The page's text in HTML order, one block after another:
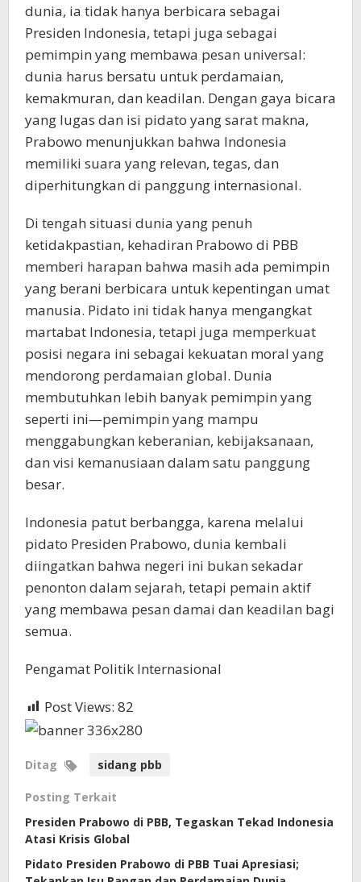
dunia, ia tidak hanya berbicara sebagai
Presiden Indonesia, tetapi juga sebagai
pemimpin yang membawa pesan universal:
dunia harus bersatu untuk perdamaian,
kemakmuran, dan keadilan. Dengan gaya bicara
yang lugas dan isi pidato yang sarat makna,
Prabowo menunjukkan bahwa Indonesia
memiliki suara yang relevan, tegas, dan
diperhitungkan di panggung internasional.
Di tengah situasi dunia yang penuh
ketidakpastian, kehadiran Prabowo di PBB
memberi harapan bahwa masih ada pemimpin
yang berani berbicara untuk kepentingan umat
manusia. Pidato ini tidak hanya mengangkat
martabat Indonesia, tetapi juga memperkuat
posisi negara ini sebagai kekuatan moral yang
mendorong perdamaian global. Dunia
membutuhkan lebih banyak pemimpin yang
seperti ini—pemimpin yang mampu
menggabungkan keberanian, kebijaksanaan,
dan visi kemanusiaan dalam satu panggung
besar.
Indonesia patut berbangga, karena melalui
pidato Presiden Prabowo, dunia kembali
diingatkan bahwa negeri ini bukan sekadar
penonton dalam sejarah, tetapi pemain aktif
yang membawa pesan damai dan keadilan bagi
semua.
Pengamat Politik Internasional
Post Views: 82
Ditag sidang pbb
Posting Terkait
Presiden Prabowo di PBB, Tegaskan Tekad Indonesia
Atasi Krisis Global
Pidato Presiden Prabowo di PBB Tuai Apresiasi;